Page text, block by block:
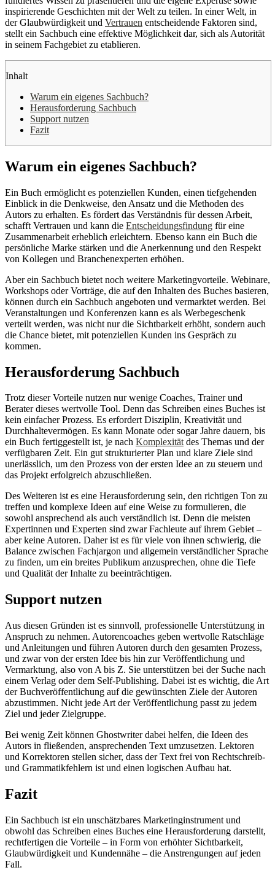
inspirierende Geschichten mit der Welt zu teilen. In einer Welt, in
der Glaubwürdigkeit und Vertrauen entscheidende Faktoren sind,
stellt ein Sachbuch eine effektive Möglichkeit dar, sich als Autorität
in seinem Fachgebiet zu etablieren.
Inhalt
Warum ein eigenes Sachbuch?
Herausforderung Sachbuch
Support nutzen
Fazit
Warum ein eigenes Sachbuch?
Ein Buch ermöglicht es potenziellen Kunden, einen tiefgehenden
Einblick in die Denkweise, den Ansatz und die Methoden des
Autors zu erhalten. Es fördert das Verständnis für dessen Arbeit,
schafft Vertrauen und kann die Entscheidungsfindung für eine
Zusammenarbeit erheblich erleichtern. Ebenso kann ein Buch die
persönliche Marke stärken und die Anerkennung und den Respekt
von Kollegen und Branchenexperten erhöhen.
Aber ein Sachbuch bietet noch weitere Marketingvorteile. Webinare,
Workshops oder Vorträge, die auf den Inhalten des Buches basieren,
können durch ein Sachbuch angeboten und vermarktet werden. Bei
Veranstaltungen und Konferenzen kann es als Werbegeschenk
verteilt werden, was nicht nur die Sichtbarkeit erhöht, sondern auch
die Chance bietet, mit potenziellen Kunden ins Gespräch zu
kommen.
Herausforderung Sachbuch
Trotz dieser Vorteile nutzen nur wenige Coaches, Trainer und
Berater dieses wertvolle Tool. Denn das Schreiben eines Buches ist
kein einfacher Prozess. Es erfordert Disziplin, Kreativität und
Durchhaltevermögen. Es kann Monate oder sogar Jahre dauern, bis
ein Buch fertiggestellt ist, je nach Komplexitätdes Themas und der
verfügbaren Zeit. Ein gut strukturierter Plan und klare Ziele sind
unerlässlich, um den Prozess von der ersten Idee an zu steuern und
das Projekt erfolgreich abzuschließen.
Des Weiteren ist es eine Herausforderung sein, den richtigen Ton zu
treffen und komplexe Ideen auf eine Weise zu formulieren, die
sowohl ansprechend als auch verständlich ist. Denn die meisten
Expertinnen und Experten sind zwar Fachleute auf ihrem Gebiet –
aber keine Autoren. Daher ist es für viele von ihnen schwierig, die
Balance zwischen Fachjargon und allgemein verständlicher Sprache
zu finden, um ein breites Publikum anzusprechen, ohne die Tiefe
und Qualität der Inhalte zu beeinträchtigen.
Support nutzen
Aus diesen Gründen ist es sinnvoll, professionelle Unterstützung in
Anspruch zu nehmen. Autorencoaches geben wertvolle Ratschläge
und Anleitungen und führen Autoren durch den gesamten Prozess,
und zwar von der ersten Idee bis hin zur Veröffentlichung und
Vermarktung, also von A bis Z. Sie unterstützen bei der Suche nach
einem Verlag oder dem Self-Publishing. Dabei ist es wichtig, die Art
der Buchveröffentlichung auf die gewünschten Ziele der Autoren
abzustimmen. Nicht jede Art der Veröffentlichung passt zu jedem
Ziel und jeder Zielgruppe.
Bei wenig Zeit können Ghostwriter dabei helfen, die Ideen des
Autors in fließenden, ansprechenden Text umzusetzen. Lektoren
und Korrektoren stellen sicher, dass der Text frei von Rechtschreib-
und Grammatikfehlern ist und einen logischen Aufbau hat.
Fazit
Ein Sachbuch ist ein unschätzbares Marketinginstrument und
obwohl das Schreiben eines Buches eine Herausforderung darstellt,
rechtfertigen die Vorteile – in Form von erhöhter Sichtbarkeit,
Glaubwürdigkeit und Kundennähe – die Anstrengungen auf jeden
Fall.